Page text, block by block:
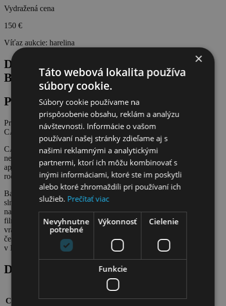
Vydražená cena
150 €
Víťaz aukcie: harelina
Do aukcie venovali Ultra Premium
Brands Slovakia
Popis produktu
Pripraviť, pozor, štart! Festivalová sezóna začína s balíčkom
CAMPARI!
CAMPARI je ikonou vo svete filmu, umenia, designu a je
neodmysliteľnou súčasťou svetoznámych koktejlov a tradičného
aperitivo momentu. Talianska značka sa stala partnerom prvého
ročníku medzinárodného festivaluJUNE FILM FEST.
Balíček obsahuje CAMPARI a štýlové doplnky – látkovú tašku,
slnečné okuliare, Campari Sodu a otvárač na fľaše + VIP cinepass
na filmový festival JUFF pre dvoch (zahŕňa neobmedzený počet
filmov, možnosť zúčastniť sa všetkých sprievodných podujatí
vrátane vstupenky na koncert IMT Smile a predstavenia
československej Partička) a ubytovanie na 1 noc pre dve osoby
v Holiday Inn Trnava v sobotu 8.6.2024
Detaily
CAMPARI
fľaša CAMPARI, látková taška, slnečné okuliare,
otvarák, Campari Soda, VIP cinepass pre 2 na JUFF
×
Táto webová lokalita používa
súbory cookie.
Súbory cookie používame na
prispôsobenie obsahu, reklám a analýzu
návštevnosti. Informácie o vašom
používaní našej stránky zdieľame aj s
našimi reklamnými a analytickými
partnermi, ktorí ich môžu kombinovať s
inými informáciami, ktoré ste im poskytli
alebo ktoré zhromaždili pri používaní ich
služieb. Prečítať viac
Nevyhnutne
potrebné
Výkonnosť Cielenie
Funkcie